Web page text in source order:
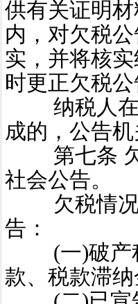
供有关证明
内，对欠税
实，并将核
时更正欠税
纳税人在
成的，公告
第七条 欠
社会公告。
欠税情况
告：
(一)破产程
款、税款滞